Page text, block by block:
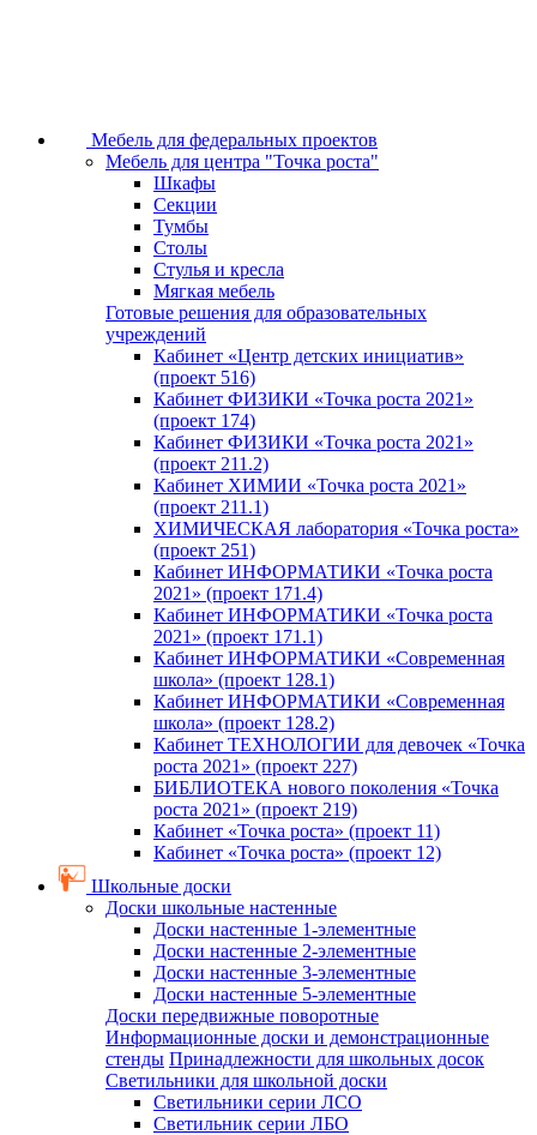
Мебель для федеральных проектов
Мебель для центра "Точка роста"
Шкафы
Секции
Тумбы
Столы
Стулья и кресла
Мягкая мебель
Готовые решения для образовательных
учреждений
Кабинет «Центр детских инициатив»
(проект 516)
Кабинет ФИЗИКИ «Точка роста 2021»
(проект 174)
Кабинет ФИЗИКИ «Точка роста 2021»
(проект 211.2)
Кабинет ХИМИИ «Точка роста 2021»
(проект 211.1)
ХИМИЧЕСКАЯ лаборатория «Точка роста»
(проект 251)
Кабинет ИНФОРМАТИКИ «Точка роста
2021» (проект 171.4)
Кабинет ИНФОРМАТИКИ «Точка роста
2021» (проект 171.1)
Кабинет ИНФОРМАТИКИ «Современная
школа» (проект 128.1)
Кабинет ИНФОРМАТИКИ «Современная
школа» (проект 128.2)
Кабинет ТЕХНОЛОГИИ для девочек «Точка
роста 2021» (проект 227)
БИБЛИОТЕКА нового поколения «Точка
роста 2021» (проект 219)
Кабинет «Точка роста» (проект 11)
Кабинет «Точка роста» (проект 12)
Школьные доски
Доски школьные настенные
Доски настенные 1-элементные
Доски настенные 2-элементные
Доски настенные 3-элементные
Доски настенные 5-элементные
Доски передвижные поворотные
Информационные доски и демонстрационные
стенды Принадлежности для школьных досок
Светильники для школьной доски
Светильники серии ЛСО
Светильник серии ЛБО